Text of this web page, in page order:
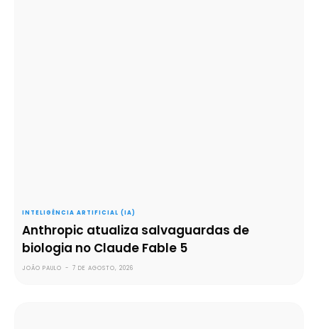
INTELIGÊNCIA ARTIFICIAL (IA)
Anthropic atualiza salvaguardas de
biologia no Claude Fable 5
JOÃO PAULO - 7 DE AGOSTO, 2026